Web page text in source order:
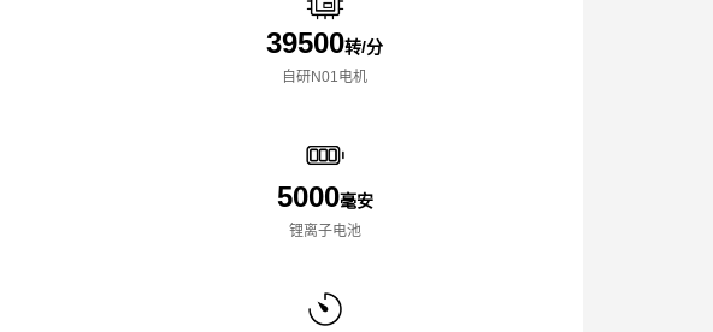
39500转/分
自研N01电机
5000毫安
锂离子电池